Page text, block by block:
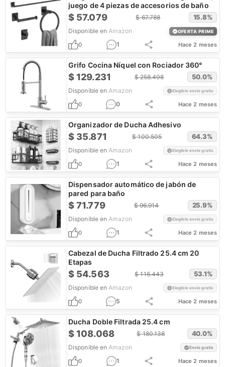
juego de 4 piezas de accesorios de baño
$ 57.079 $67.788 15.8%
Disponible en Amazon OFERTA PRIME
0 1 Hace 2 meses
Grifo Cocina Níquel con Rociador 360°
$129.231 $258.498 50.0%
Disponible en Amazon Elegible envío gratis
0 0 Hace 2 meses
Organizador de Ducha Adhesivo
$ 35.871 $100.505 64.3%
Disponible en Amazon Elegible envío gratis
0 1 Hace 2 meses
Dispensador automático de jabón de
pared para baño
$71.779 $96.914 25.9%
Disponible en Amazon Elegible envío gratis
0 1 Hace 2 meses
Cabezal de Ducha Filtrado 25.4 cm 20
Etapas
$ 54.563 $116.443 53.1%
Disponible en Amazon Elegible envío gratis
0 5 Hace 2 meses
Ducha Doble Filtrada 25.4 cm
$108.068 $180.138 40.0%
Disponible en Amazon Envío gratis
0 1 Hace 2 meses